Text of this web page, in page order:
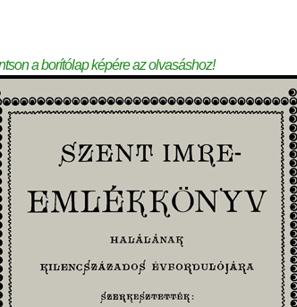
a borítólap képére az olvasáshoz!